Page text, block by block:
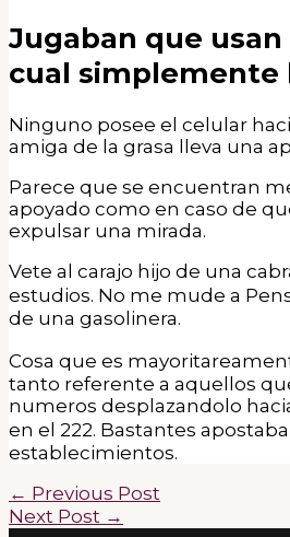
Jugaban que
cual simplemente
Ninguno posee el celular
amiga de la grasa lleva una
Parece que se encuentran
apoyado como en caso de
expulsar una mirada.
Vete al carajo hijo de una
estudios. No me mude a
de una gasolinera.
Cosa que es
tanto referente a aquellos
numeros desplazandolo
en el 222. Bastantes
establecimientos.
← Previous Post
Next Post →